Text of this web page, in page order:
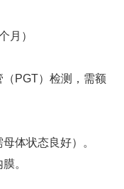
月）
PGT）检测，需额
体状态良好）‌。
。